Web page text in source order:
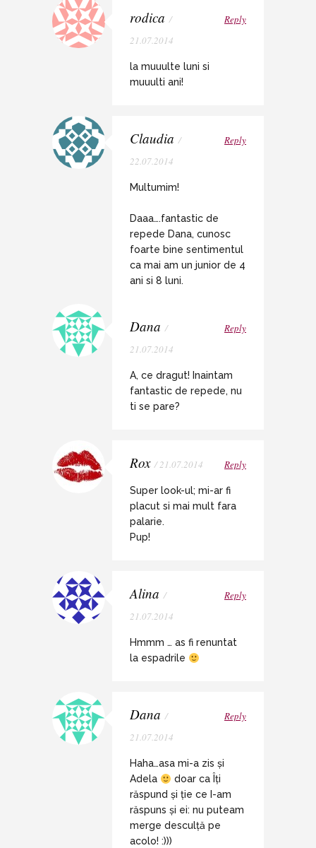
rodica /
21.07.2014
Reply
la muuulte luni si
muuulti ani!
Claudia /
22.07.2014
Reply
Multumim!
Daaa….fantastic de
repede Dana, cunosc
foarte bine sentimentul
ca mai am un junior de 4
ani si 8 luni.
Dana /
21.07.2014
Reply
A, ce dragut! Inaintam
fantastic de repede, nu
ti se pare?
Rox / 21.07.2014 Reply
Super look-ul; mi-ar fi
placut si mai mult fara
palarie.
Pup!
Alina /
21.07.2014
Reply
Hmmm … as fi renuntat
la espadrile
Dana /
21.07.2014
Reply
Haha…asa mi-a zis și
Adela
doar ca Îți
răspund și ție ce I-am
răspuns și ei: nu puteam
merge desculță pe
acolo! :)))